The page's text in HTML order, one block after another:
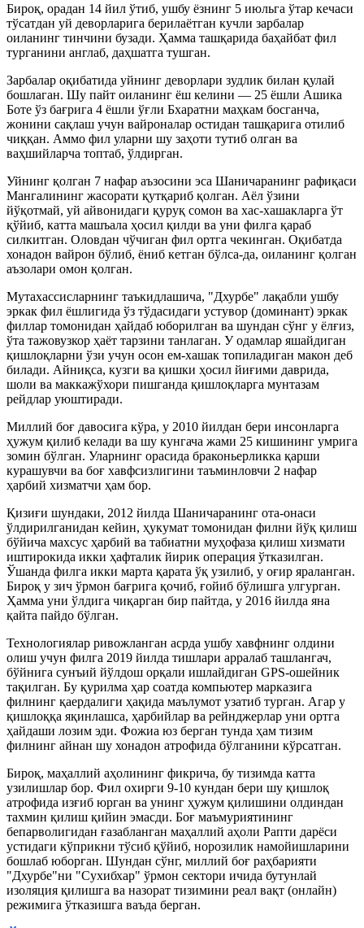
Бироқ, орадан 14 йил ўтиб, ушбу ёзнинг 5 июльга ўтар кечаси
тўсатдан уй деворларига берилаётган кучли зарбалар
оиланинг тинчини бузади. Ҳамма ташқарида баҳайбат фил
турганини англаб, даҳшатга тушган.
Зарбалар оқибатида уйнинг деворлари зудлик билан қулай
бошлаган. Шу пайт оиланинг ёш келини — 25 ёшли Ашика
Боте ўз бағрига 4 ёшли ўғли Бхаратни маҳкам босганча,
жонини сақлаш учун вайроналар остидан ташқарига отилиб
чиққан. Аммо фил уларни шу заҳоти тутиб олган ва
ваҳшийларча топтаб, ўлдирган.
Уйнинг қолган 7 нафар аъзосини эса Шаничаранинг рафиқаси
Мангалининг жасорати қутқариб қолган. Аёл ўзини
йўқотмай, уй айвонидаги қуруқ сомон ва хас-хашакларга ўт
қўйиб, катта машъала ҳосил қилди ва уни филга қараб
силкитган. Оловдан чўчиган фил ортга чекинган. Оқибатда
хонадон вайрон бўлиб, ёниб кетган бўлса-да, оиланинг қолган
аъзолари омон қолган.
Мутахассисларнинг таъкидлашича, "Дхурбе" лақабли ушбу
эркак фил ёшлигида ўз тўдасидаги устувор (доминант) эркак
филлар томонидан ҳайдаб юборилган ва шундан сўнг у ёлғиз,
ўта тажовузкор ҳаёт тарзини танлаган. У одамлар яшайдиган
қишлоқларни ўзи учун осон ем-хашак топиладиган макон деб
билади. Айниқса, кузги ва қишки ҳосил йиғими даврида,
шоли ва маккажўхори пишганда қишлоқларга мунтазам
рейдлар уюштиради.
Миллий боғ давосига кўра, у 2010 йилдан бери инсонларга
ҳужум қилиб келади ва шу кунгача жами 25 кишининг умрига
зомин бўлган. Уларнинг орасида браконьерликка қарши
курашувчи ва боғ хавфсизлигини таъминловчи 2 нафар
ҳарбий хизматчи ҳам бор.
Қизиғи шундаки, 2012 йилда Шаничаранинг ота-онаси
ўлдирилганидан кейин, ҳукумат томонидан филни йўқ қилиш
бўйича махсус ҳарбий ва табиатни муҳофаза қилиш хизмати
иштирокида икки ҳафталик йирик операция ўтказилган.
Ўшанда филга икки марта қарата ўқ узилиб, у оғир яраланган.
Бироқ у зич ўрмон бағрига қочиб, ғойиб бўлишга улгурган.
Ҳамма уни ўлдига чиқарган бир пайтда, у 2016 йилда яна
қайта пайдо бўлган.
Технологиялар ривожланган асрда ушбу хавфнинг олдини
олиш учун филга 2019 йилда тишлари арралаб ташлангач,
бўйнига сунъий йўлдош орқали ишлайдиган GPS-ошейник
тақилган. Бу қурилма ҳар соатда компьютер марказига
филнинг қаердалиги ҳақида маълумот узатиб турган. Агар у
қишлоққа яқинлашса, ҳарбийлар ва рейнджерлар уни ортга
ҳайдаши лозим эди. Фожиа юз берган тунда ҳам тизим
филнинг айнан шу хонадон атрофида бўлганини кўрсатган.
Бироқ, маҳаллий аҳолининг фикрича, бу тизимда катта
узилишлар бор. Фил охирги 9-10 кундан бери шу қишлоқ
атрофида изғиб юрган ва унинг ҳужум қилишини олдиндан
тахмин қилиш қийин эмасди. Боғ маъмуриятининг
бепарволигидан ғазабланган маҳаллий аҳоли Рапти дарёси
устидаги кўприкни тўсиб қўйиб, норозилик намойишларини
бошлаб юборган. Шундан сўнг, миллий боғ раҳбарияти
"Дхурбе"ни "Сухибхар" ўрмон сектори ичида бутунлай
изоляция қилишга ва назорат тизимини реал вақт (онлайн)
режимига ўтказишга ваъда берган.